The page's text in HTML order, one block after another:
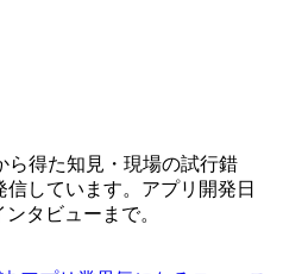
ら得た知見・現場の試行錯
しています。アプリ開発日
タビューまで。